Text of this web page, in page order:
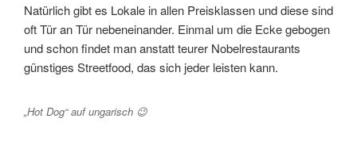
Natürlich gibt es Lokale in allen Preisklassen und diese sind
oft Tür an Tür nebeneinander. Einmal um die Ecke gebogen
und schon findet man anstatt teurer Nobelrestaurants
günstiges Streetfood, das sich jeder leisten kann.
„Hot Dog“ auf ungarisch 😉